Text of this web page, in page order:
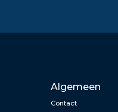
Algemeen
Contact